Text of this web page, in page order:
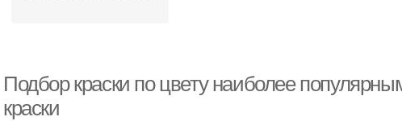
Подбор краски по цвету наиболее
краски